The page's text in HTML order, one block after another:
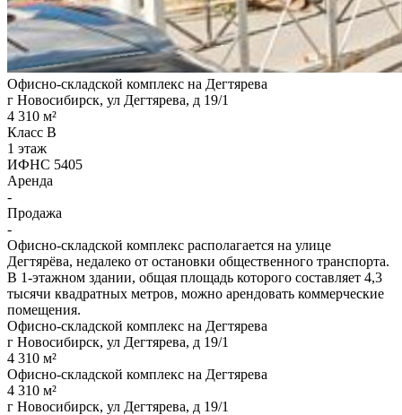
Офисно-складской комплекс на Дегтярева
г Новосибирск, ул Дегтярева, д 19/1
4 310 м²
Класс B
1 этаж
ИФНС 5405
Аренда
-
Продажа
-
Офисно-складской комплекс располагается на улице
Дегтярёва, недалеко от остановки общественного транспорта.
В 1-этажном здании, общая площадь которого составляет 4,3
тысячи квадратных метров, можно арендовать коммерческие
помещения.
Офисно-складской комплекс на Дегтярева
г Новосибирск, ул Дегтярева, д 19/1
4 310 м²
Офисно-складской комплекс на Дегтярева
4 310 м²
г Новосибирск, ул Дегтярева, д 19/1